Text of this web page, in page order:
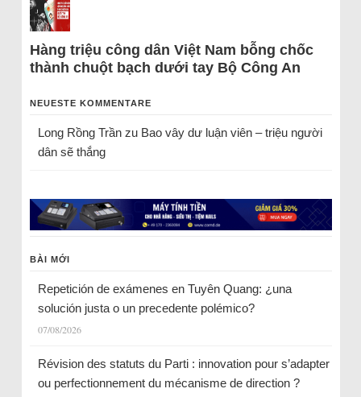
Hàng triệu công dân Việt Nam bỗng chốc
thành chuột bạch dưới tay Bộ Công An
NEUESTE KOMMENTARE
Long Rồng Trầnzu Bao vây dư luận viên – triệu người
dân sẽ thắng
BÀI MỚI
Repetición de exámenes en Tuyên Quang: ¿una
solución justa o un precedente polémico?
07/08/2026
Révision des statuts du Parti : innovation pour s’adapter
ou perfectionnement du mécanisme de direction ?